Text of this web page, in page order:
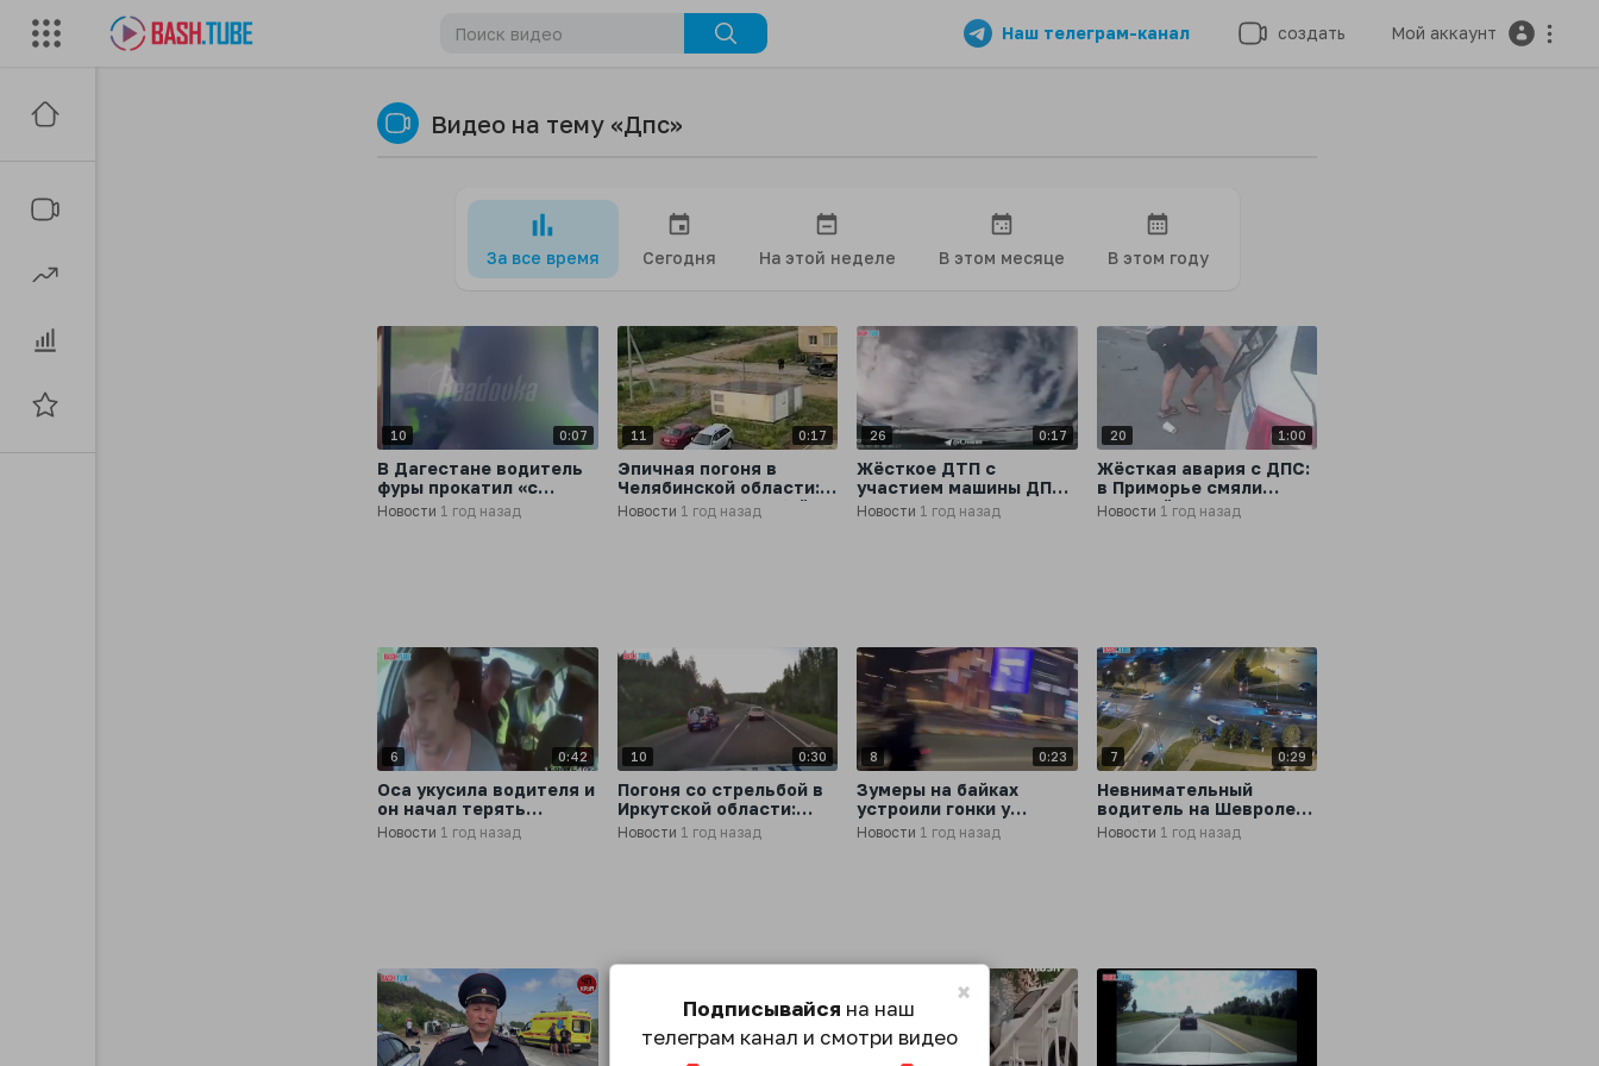
Наш телеграм-канал создать Мой аккаунт
Видео на тему «Дпс»
За все время Сегодня На этой неделе В этом месяце В этом году
10 0:07
В Дагестане водитель
фуры прокатил «с
ветерком» сотрудника
ДПС и устроил погоню
Новости 1 год назад
11 0:17
Эпичная погоня в
Челябинской области:
подросток на питбайке
уезжает от
Новости 1 год назад
26 0:17
Жёсткое ДТП с
участием машины ДПС,
снятое
видеорегистраторами в
Новости 1 год назад
20 1:00
Жёсткая авария с ДПС:
в Приморье смяли
полицейскую машину
Новости 1 год назад
6 0:42
Оса укусила водителя и
он начал терять
сознание прямо за
Новости 1 год назад
10 0:30
Погоня со стрельбой в
Иркутской области:
мужчина угнал авто и
пытался скрыться
Новости 1 год назад
8 0:23
Зумеры на байках
устроили гонки у
«Броско Молл» в
Хабаровске
Новости 1 год назад
7 0:29
Невнимательный
водитель на Шевроле
подбил и перевернул
полицейский кроссовер
Новости 1 год назад
×
Подписывайся на наш
телеграм канал и смотри видео